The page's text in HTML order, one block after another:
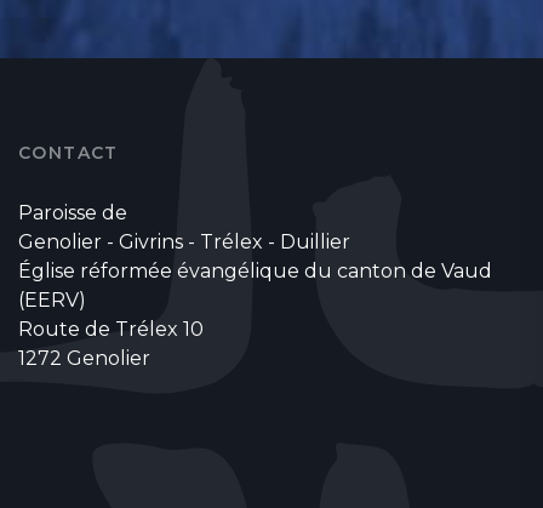
CONTACT
Paroisse de
Genolier - Givrins - Trélex - Duillier
Église réformée évangélique du canton de Vaud
(EERV)
Route de Trélex 10
1272 Genolier